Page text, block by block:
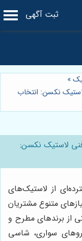
ثبت آگهی
»
نکسن: انتخاب
لاستیک نکسن:
از لاستیک‌های
متنوع مشتریان
از برندهای مطرح و
سواری، شاسی